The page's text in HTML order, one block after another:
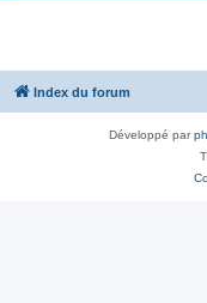
Index du forum
Développé par